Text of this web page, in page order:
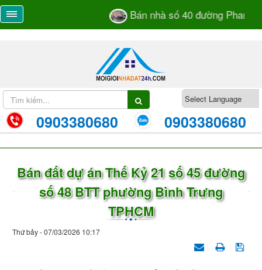
Bán nhà số 40 đường Phan Bá
0903380680 0903380680
Bán đất dự án Thế Kỷ 21 số 45 đường
số 48 BTT phường Bình Trưng
TPHCM
Thứ bảy - 07/03/2026 10:17